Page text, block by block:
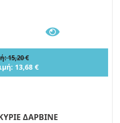
15,20 €
13,68 €
ΔΑΡΒΙΝΕ